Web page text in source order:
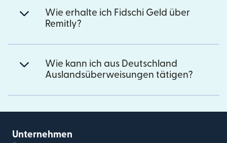
Wie erhalte ich Fidschi Geld über
Remitly?
Wie kann ich aus Deutschland
Auslandsüberweisungen tätigen?
Unternehmen